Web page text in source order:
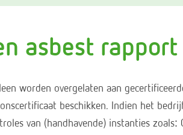
asbest
worden overgelaten aan
beschikken. Indien het
van (handhavende) instanties zoals: